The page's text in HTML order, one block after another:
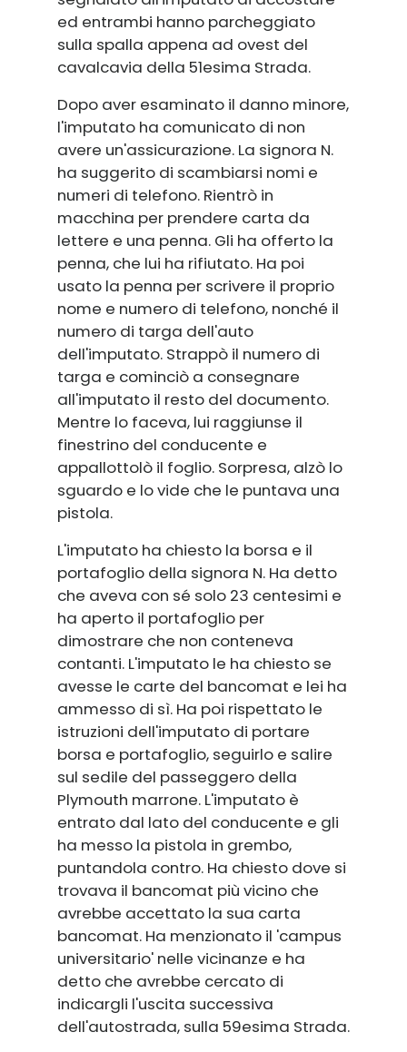
ed entrambi hanno parcheggiato
sulla spalla appena ad ovest del
cavalcavia della 51esima Strada.
Dopo aver esaminato il danno minore,
l'imputato ha comunicato di non
avere un'assicurazione. La signora N.
ha suggerito di scambiarsi nomi e
numeri di telefono. Rientrò in
macchina per prendere carta da
lettere e una penna. Gli ha offerto la
penna, che lui ha rifiutato. Ha poi
usato la penna per scrivere il proprio
nome e numero di telefono, nonché il
numero di targa dell'auto
dell'imputato. Strappò il numero di
targa e cominciò a consegnare
all'imputato il resto del documento.
Mentre lo faceva, lui raggiunse il
finestrino del conducente e
appallottolò il foglio. Sorpresa, alzò lo
sguardo e lo vide che le puntava una
pistola.
L'imputato ha chiesto la borsa e il
portafoglio della signora N. Ha detto
che aveva con sé solo 23 centesimi e
ha aperto il portafoglio per
dimostrare che non conteneva
contanti. L'imputato le ha chiesto se
avesse le carte del bancomat e lei ha
ammesso di sì. Ha poi rispettato le
istruzioni dell'imputato di portare
borsa e portafoglio, seguirlo e salire
sul sedile del passeggero della
Plymouth marrone. L'imputato è
entrato dal lato del conducente e gli
ha messo la pistola in grembo,
puntandola contro. Ha chiesto dove si
trovava il bancomat più vicino che
avrebbe accettato la sua carta
bancomat. Ha menzionato il 'campus
universitario' nelle vicinanze e ha
detto che avrebbe cercato di
indicargli l'uscita successiva
dell'autostrada, sulla 59esima Strada.